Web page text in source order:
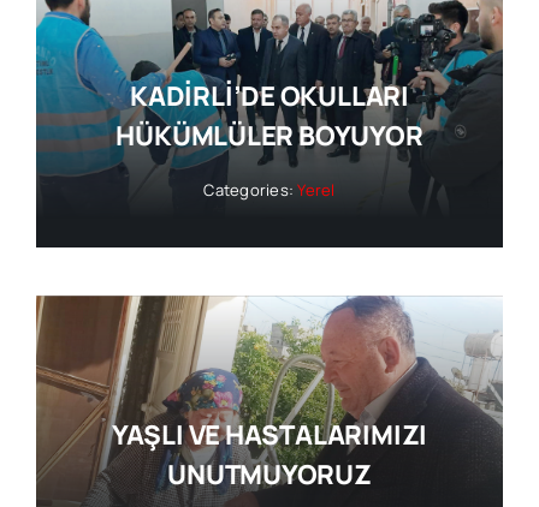
KADİRLİ’DE OKULLARI
HÜKÜMLÜLER BOYUYOR
Categories:Yerel
YAŞLI VE HASTALARIMIZI
UNUTMUYORUZ